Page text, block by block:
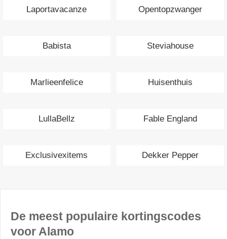
Laportavacanze Opentopzwanger
Babista Steviahouse
Marlieenfelice Huisenthuis
LullaBellz Fable England
Exclusivexitems Dekker Pepper
De meest populaire kortingscodes
voor Alamo